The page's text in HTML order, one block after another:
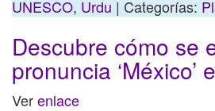
UNESCO, Urdu | Categorías:
Descubre cómo se
pronuncia ‘México’
Verenlace